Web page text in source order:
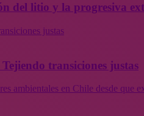
del litio y la progresiva
justas
transiciones justas
ambientales en Chile desde que